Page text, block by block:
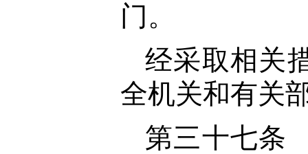
门。
经采取相关
全机关和有关
第三十七条